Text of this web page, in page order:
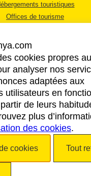
touristiques
Offices de tourisme
MENTIONS LÉGALES
DE CONFIDENTIALITÉ
COOKIES
ACCESSIBILITÉ
cookies propres
analyser nos
adaptées aux
utilisateurs en
de leurs
plus
des cookies.
cookies Tout